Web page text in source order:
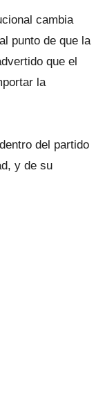
cambia
punto de que la
que el
la
del partido
y de su